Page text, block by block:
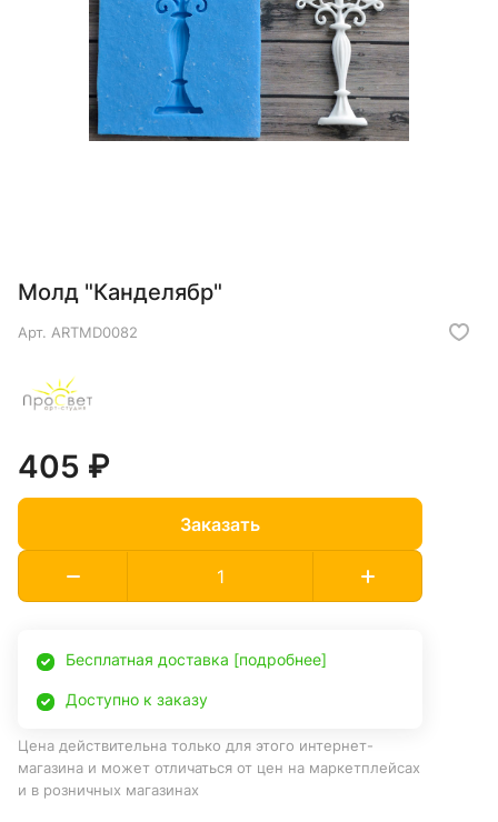
Молд "Канделябр"
Арт. ARTMD0082
405 ₽
Заказать
Бесплатная доставка [подробнее]
Доступно к заказу
Цена действительна только для этого интернет-
магазина и может отличаться от цен на маркетплейсах
и в розничных магазинах